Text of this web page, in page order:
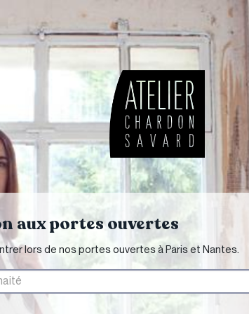
aux portes ouvertes
lors de nos portes ouvertes à Paris et Nantes.